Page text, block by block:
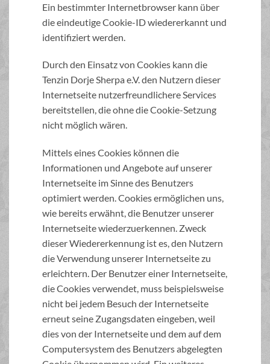
Ein bestimmter Internetbrowser kann über
die eindeutige Cookie-ID wiedererkannt und
identifiziert werden.
Durch den Einsatz von Cookies kann die
Tenzin Dorje Sherpa e.V. den Nutzern dieser
Internetseite nutzerfreundlichere Services
bereitstellen, die ohne die Cookie-Setzung
nicht möglich wären.
Mittels eines Cookies können die
Informationen und Angebote auf unserer
Internetseite im Sinne des Benutzers
optimiert werden. Cookies ermöglichen uns,
wie bereits erwähnt, die Benutzer unserer
Internetseite wiederzuerkennen. Zweck
dieser Wiedererkennung ist es, den Nutzern
die Verwendung unserer Internetseite zu
erleichtern. Der Benutzer einer Internetseite,
die Cookies verwendet, muss beispielsweise
nicht bei jedem Besuch der Internetseite
erneut seine Zugangsdaten eingeben, weil
dies von der Internetseite und dem auf dem
Computersystem des Benutzers abgelegten